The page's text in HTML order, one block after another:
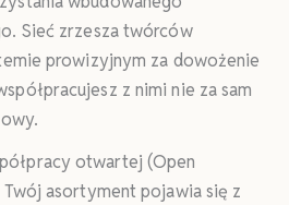
Sieć zrzesza twórców
prowizyjnym za dowożenie
z nimi nie za sam
otwartej (Open
asortyment pojawia się z